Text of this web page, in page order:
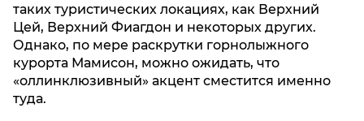
таких туристических локациях, как Верхний
Цей, Верхний Фиагдон и некоторых других.
Однако, по мере раскрутки горнолыжного
курорта Мамисон, можно ожидать, что
«оллинклюзивный» акцент сместится именно
туда.